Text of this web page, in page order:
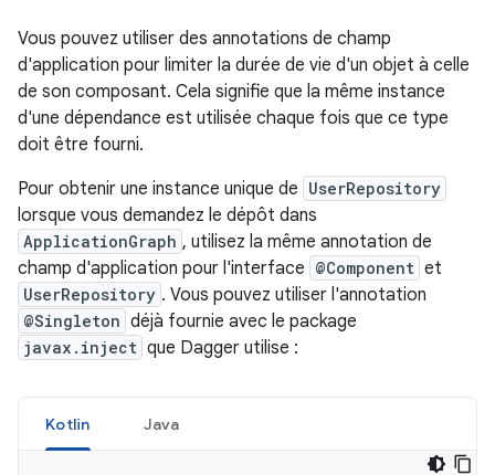
Vous pouvez utiliser des annotations de champ
d'application pour limiter la durée de vie d'un objet à celle
de son composant. Cela signifie que la même instance
d'une dépendance est utilisée chaque fois que ce type
doit être fourni.
Pour obtenir une instance unique de UserRepository
lorsque vous demandez le dépôt dans
ApplicationGraph , utilisez la même annotation de
champ d'application pour l'interface @Component et
UserRepository . Vous pouvez utiliser l'annotation
@Singleton déjà fournie avec le package
javax.inject que Dagger utilise :
Kotlin Java